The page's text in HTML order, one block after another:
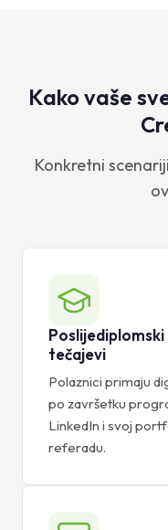
Kako vaše
Konkretni
tečajevi
Polaznici primaju
po završetku
LinkedIn i svoj
referadu.